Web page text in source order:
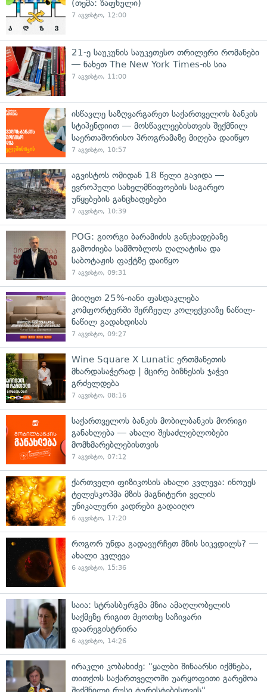
(თემა: ზაფხული)
7 აგვისტო, 12:00
21-ე საუკუნის საუკეთესო თრილერი რომანები
— ნახეთ The New York Times-ის სია
7 აგვისტო, 11:00
ისწავლე საზღვარგარეთ საქართველოს ბანკის
სტიპენდიით — მოსწავლეებისთვის შექმნილ
საერთაშორისო პროგრამაზე მიღება დაიწყო
7 აგვისტო, 10:57
აგვისტოს ომიდან 18 წელი გავიდა —
ევროპული სახელმწიფოების საგარეო
უწყებების განცხადებები
7 აგვისტო, 10:39
POG: გიორგი ბარამიძის განცხადებაზე
გამოძიება სამშობლოს ღალატისა და
საბოტაჟის ფაქტზე დაიწყო
7 აგვისტო, 09:31
მიიღეთ 25%-იანი ფასდაკლება
კომფორტერში შერჩეულ კოლექციაზე ნაწილ-
ნაწილ გადახდისას
7 აგვისტო, 09:27
Wine Square X Lunatic ერთმანეთის
მხარდასაჭერად | მცირე ბიზნესის ჯაჭვი
გრძელდება
7 აგვისტო, 08:16
საქართველოს ბანკის მობილბანკის მორიგი
განახლება — ახალი შესაძლებლობები
მომხმარებლებისთვის
7 აგვისტო, 07:12
ქართველი ფიზიკოსის ახალი კვლევა: ინოუეს
ტელესკოპმა მზის მაგნიტური ველის
უნიკალური კადრები გადაიღო
6 აგვისტო, 17:20
როგორ უნდა გადავურჩეთ მზის სიკვდილს? —
ახალი კვლევა
6 აგვისტო, 15:36
საია: სტრასბურგმა მზია ამაღლობელის
საქმეზე რიგით მეოთხე საჩივარი
დაარეგისტრირა
6 აგვისტო, 14:26
ირაკლი კობახიძე: "ყალბი შინაარსი იქმნება,
თითქოს საქართველოში უარყოფითი გარემოა